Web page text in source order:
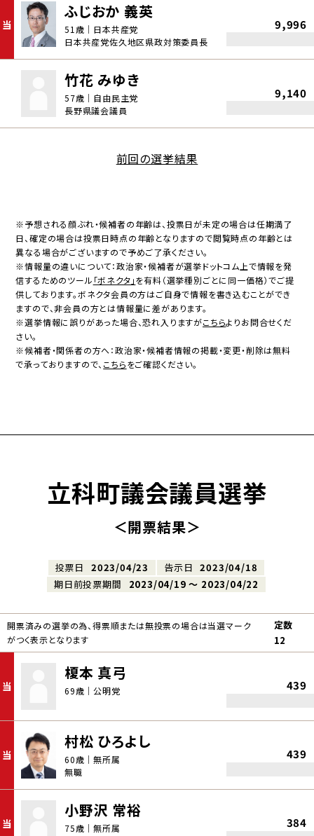
当
ふじおか 義英
51歳｜日本共産党
日本共産党佐久地区県政対策委員長
9,996
竹花 みゆき
57歳｜自由民主党
長野県議会議員
9,140
前回の選挙結果
※予想される顔ぶれ・候補者の年齢は、投票日が未定の場合は任期満了
日、確定の場合は投票日時点の年齢となりますので閲覧時点の年齢とは
異なる場合がございますので予めご了承ください。
※情報量の違いについて：政治家・候補者が選挙ドットコム上で情報を発
信するためのツール 「ボネクタ」を有料（選挙種別ごとに同一価格）でご提
供しております。ボネクタ会員の方はご自身で情報を書き込むことができ
ますので、非会員の方とは情報量に差があります。
※選挙情報に誤りがあった場合、恐れ入りますがこちらよりお問合せくだ
さい。
※候補者・関係者の方へ：政治家・候補者情報の掲載・変更・削除は無料
で承っておりますので、 こちらをご確認ください。
立科町議会議員選挙
＜開票結果＞
投票日 2023/04/23 告示日
2023/04/18
期日前投票期間
2023/04/19 〜 2023/04/22
開票済みの選挙の為、得票順または無投票の場合は当選マーク
がつく表示となります
定数
12
当
榎本 真弓
69歳｜公明党 439
当
村松 ひろよし
60歳｜無所属
無職
439
当
小野沢 常裕
75歳｜無所属 384